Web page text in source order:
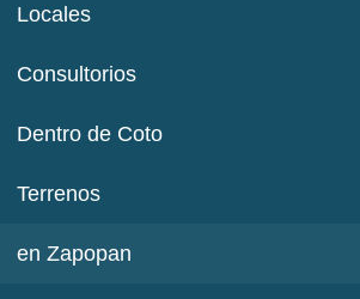
Locales
Consultorios
Dentro de Coto
Terrenos
en Zapopan